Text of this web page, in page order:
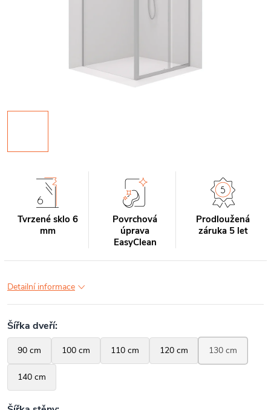
Tvrzené sklo 6
mm
Povrchová
úprava
EasyClean
Prodloužená
záruka 5 let
Detailní informace